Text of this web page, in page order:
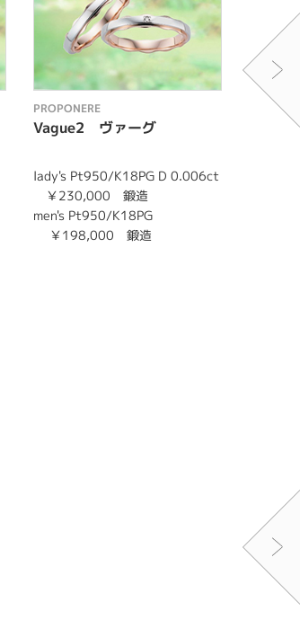
PROPONERE
Vague2 ヴァーグ
lady's Pt950/K18PG D 0.006ct
￥230,000 鍛造
men's Pt950/K18PG
￥198,000 鍛造